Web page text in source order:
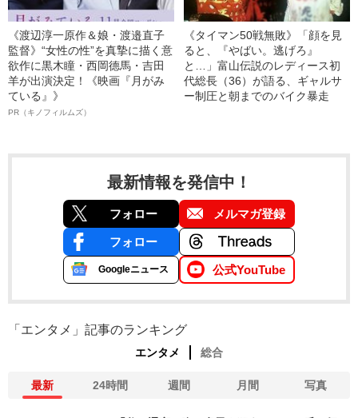
《渡辺淳一原作＆娘・渡邉直子
監督》“女性の性”を真摯に描く意
欲作に黒木瞳・西岡德馬・吉田
羊が出演決定！《映画『月がみ
ている』》
PR（キノフィルムズ）
《タイマン50戦無敗》「顔を見
ると、『やばい。逃げろ』
と…」富山伝説のレディース初
代総長（36）が語る、ギャルサ
ー制圧と朝までのバイク暴走
最新情報を発信中！
フォロー メルマガ登録
フォロー
Googleニュース 公式YouTube
「エンタメ」記事のランキング
エンタメ 総合
最新 24時間 週間 月間 写真